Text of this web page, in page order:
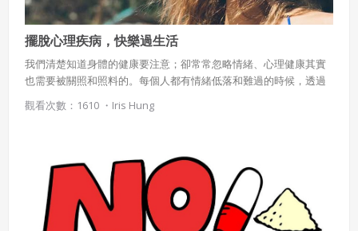
擺脫心理疾病，快樂過生活
我們清楚知道身體的健康要注意；卻常常忽略情緒、心理健康其實
也需要被關照和照料的。每個人都有情緒低落和難過的時候，透過
日常生活的快樂提案，去擺脫憂鬱情緒、憂鬱症、躁鬱症、強迫症
等心理疾病。心受傷了，就好好照顧它吧！
觀看次數：1610 ・ Iris Hung
想起密碼了嗎？點擊立刻登入
會員使用本系統之費用，由吉寶系統公司定之並按月收取。
吉寶系統公司得不定期公告與調整費用。
四、會員授權
會員享有其創作之衍生著作的著作權，但會員同意吉寶系統
公司得於該著作權存續期間內無償使用，包括再授權之權
利。
五、聲明保證
會員聲明並保證會員於使用本系統時創作、上傳或張貼的著
作物，會員享有所有權或經合法授權。